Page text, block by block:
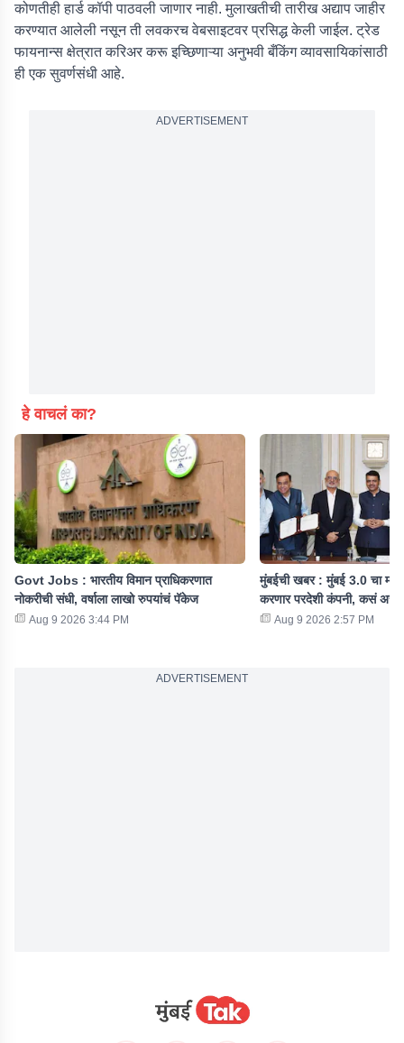
कोणतीही हार्ड कॉपी पाठवली जाणार नाही. मुलाखतीची तारीख अद्याप जाहीर
करण्यात आलेली नसून ती लवकरच वेबसाइटवर प्रसिद्ध केली जाईल. ट्रेड
फायनान्स क्षेत्रात करिअर करू इच्छिणाऱ्या अनुभवी बँकिंग व्यावसायिकांसाठी
ही एक सुवर्णसंधी आहे.
ADVERTISEMENT
हे वाचलं का?
Govt Jobs : भारतीय विमान प्राधिकरणात
नोकरीची संधी, वर्षाला लाखो रुपयांचं पॅकेज
Aug 9 2026 3:44 PM
मुंबईची खबर : मुंबई 3.0 चा
करणार परदेशी कंपनी, कसं
Aug 9 2026 2:57 PM
ADVERTISEMENT